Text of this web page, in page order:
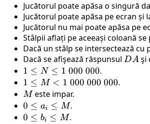
Jucătorul poate apăsa o singură
Jucătorul poate apăsa pe ecran
Jucătorul nu mai poate apăsa pe
Stâlpii aflați pe aceeași coloană
Dacă un stâlp se intersectează
Dacă se afişează răspunsul DA
DAşi
1
\leq
N
\leq
1\
1 ≤ N ≤ 1 000 000.
1
\leq
M <
1\
1 ≤ M < 1 000 000 000.
M
M este impar.
0
\leq
0 ≤ ai ≤ M.
0
0 ≤ bi ≤ M.